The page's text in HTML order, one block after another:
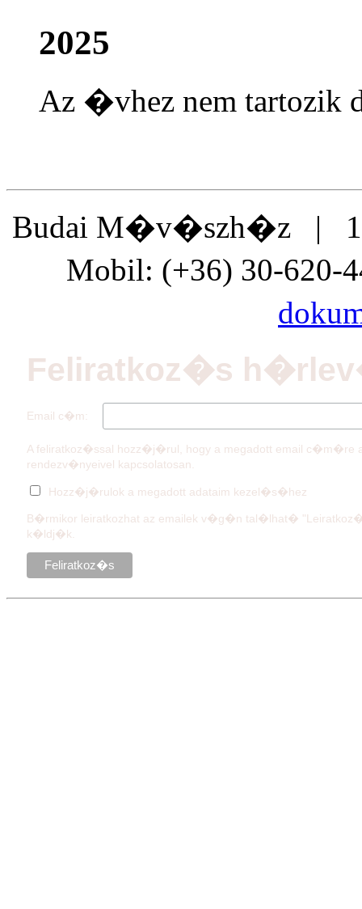
2025
Az �vhez nem
Budai M�v�szh�z |
Mobil: (+36) 30-
Feliratkoz�s
Email c�m:
A feliratkoz�ssal hozz�j�rul, hogy a megadott email
rendezv�nyeivel kapcsolatosan.
Hozz�j�rulok a megadott adataim kezel�s�hez
B�rmikor leiratkozhat az emailek v�g�n tal�lhat�
k�ldj�k.